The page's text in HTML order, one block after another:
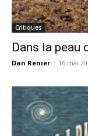
Critiques
Dans la peau
Dan Renier - 16 mai